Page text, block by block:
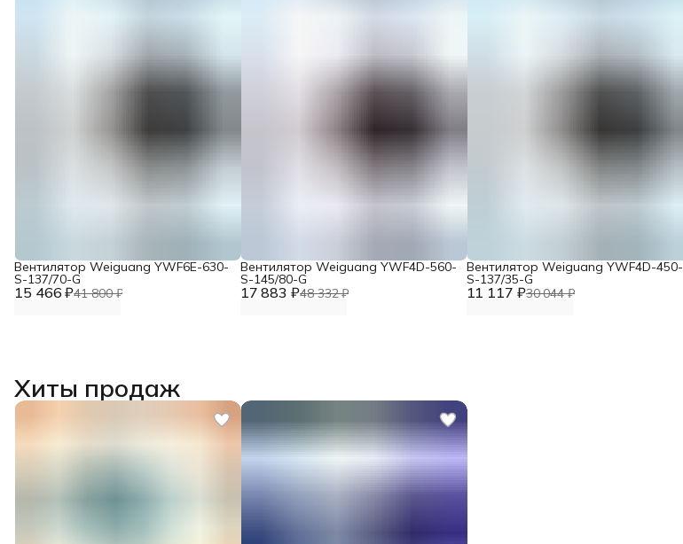
15 466 ₽41 800 ₽
Вентилятор Weiguang YWF6E-630-
S-137/70-G
17 883 ₽48 332 ₽
Вентилятор Weiguang YWF4D-560-
S-145/80-G
11 117 ₽30 044 ₽
Вентилятор Weiguang YWF4D-450-
S-137/35-G
Хиты продаж